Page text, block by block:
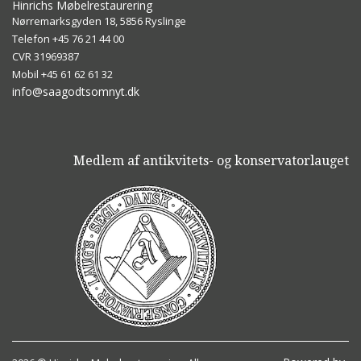
Hinrichs Møbelrestaurering
Nørremarksgyden 18, 5856 Ryslinge
Telefon ​+45 76 21 44 00
CVR 31969387
Mobil +45 61 62 61 32
info@saagodtsomnyt.dk
Medlem af antikvitets- og konservatorlauget